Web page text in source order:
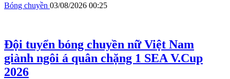
Bóng chuyền 03/08/2026 00:25
Đội tuyển bóng chuyền nữ Việt Nam
giành ngôi á quân chặng 1 SEA V.Cup
2026